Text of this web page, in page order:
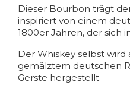
Dieser Bourbon trägt
inspiriert von einem
1800er Jahren, der sich
Der Whiskey selbst wird
gemälztem deutschen
Gerste hergestellt.